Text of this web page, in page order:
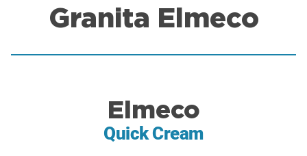
Granita Elmeco
Elmeco
Quick Cream